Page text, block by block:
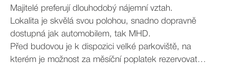
Majitelé preferují dlouhodobý nájemní vztah.
Lokalita je skvělá svou polohou, snadno dopravně
dostupná jak automobilem, tak MHD.
Před budovou je k dispozici velké parkoviště, na
kterém je možnost za měsíční poplatek rezervovat